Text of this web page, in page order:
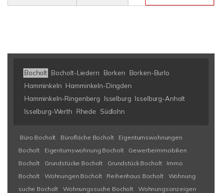
Bocholt Bocholt-Liedern Borken
Borken-Burlo
Hamminkeln Hamminkeln-Dingden
Hamminkeln-Ringenberg
Isselburg Isselburg-Anholt
Isselburg-Werth
Rhede Südlohn
Büro Bocholt Bürofläche Bocholt
Eigentumswohnungen
Bocholt
Eigentumswohnung Bocholt
Gewerbeimmobilien
Bocholt
Grundstücke Bocholt Grundstück Bocholt
Immo
Bocholt
Wohnungen Bocholt Reihenhaus Bocholt
Wohnung
suche Bocholt
Wohnungssuche Bocholt
Wohnungsanzeigen